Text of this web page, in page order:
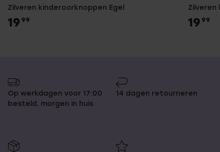
Zilveren kinderoorknoppen Egel
19 99 19 99
Op werkdagen voor 17:00
besteld, morgen in huis
14 dagen retourneren